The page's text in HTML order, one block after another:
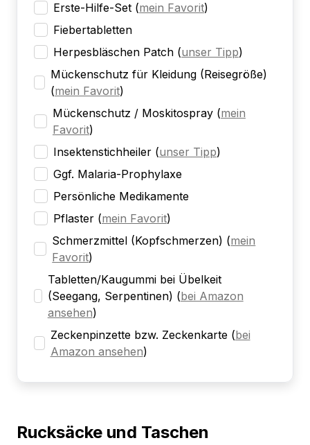
Erste-Hilfe-Set (mein Favorit)
Fiebertabletten
Herpesbläschen Patch (unser Tipp)
Mückenschutz für Kleidung (Reisegröße)
(mein Favorit)
Mückenschutz / Moskitospray (mein
Favorit)
Insektenstichheiler (unser Tipp)
Ggf. Malaria-Prophylaxe
Persönliche Medikamente
Pflaster (mein Favorit)
Schmerzmittel (Kopfschmerzen) (mein
Favorit)
Tabletten/Kaugummi bei Übelkeit
(Seegang, Serpentinen) (bei Amazon
ansehen)
Zeckenpinzette bzw. Zeckenkarte (bei
Amazon ansehen)
Rucksäcke und Taschen